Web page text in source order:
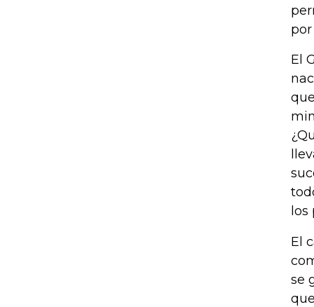
El
El
se